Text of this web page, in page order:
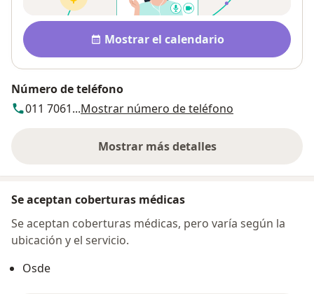
Disponibilidad
Mostrar el calendario
Número de teléfono
011 7061...Mostrar número de teléfono
Mostrar más detalles
sobre la dirección
Se aceptan coberturas médicas
Se aceptan coberturas médicas, pero varía según la
ubicación y el servicio.
Osde